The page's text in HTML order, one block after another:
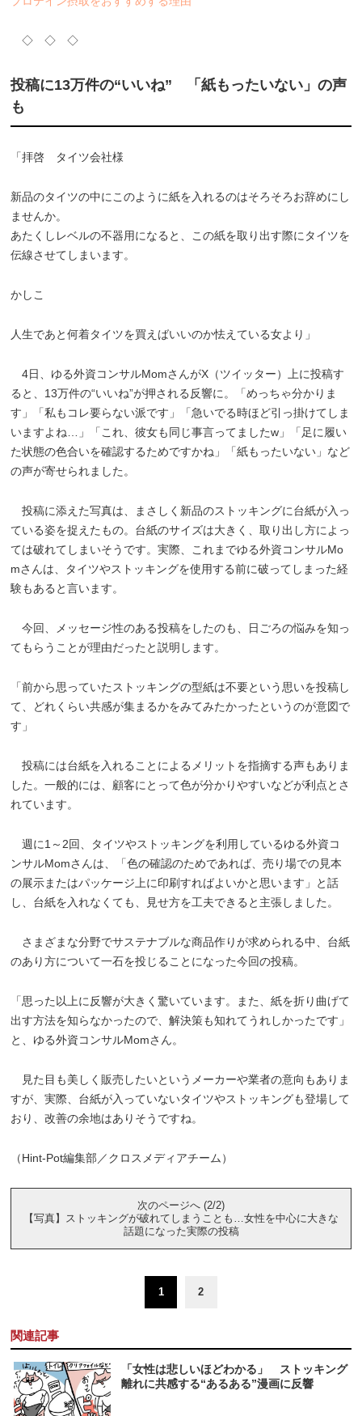
◇ ◇ ◇
投稿に13万件の“いいね” 「紙もったいない」の声
も
「拝啓 タイツ会社様
新品のタイツの中にこのように紙を入れるのはそろそろお辞めにし
ませんか。
あたくしレベルの不器用になると、この紙を取り出す際にタイツを
伝線させてしまいます。
かしこ
人生であと何着タイツを買えばいいのか怯えている女より」
4日、ゆる外資コンサルMomさんがX（ツイッター）上に投稿す
ると、13万件の“いいね”が押される反響に。「めっちゃ分かりま
す」「私もコレ要らない派です」「急いでる時ほど引っ掛けてしま
いますよね…」「これ、彼女も同じ事言ってましたw」「足に履い
た状態の色合いを確認するためですかね」「紙もったいない」など
の声が寄せられました。
投稿に添えた写真は、まさしく新品のストッキングに台紙が入っ
ている姿を捉えたもの。台紙のサイズは大きく、取り出し方によっ
ては破れてしまいそうです。実際、これまでゆる外資コンサルMo
mさんは、タイツやストッキングを使用する前に破ってしまった経
験もあると言います。
今回、メッセージ性のある投稿をしたのも、日ごろの悩みを知っ
てもらうことが理由だったと説明します。
「前から思っていたストッキングの型紙は不要という思いを投稿し
て、どれくらい共感が集まるかをみてみたかったというのが意図で
す」
投稿には台紙を入れることによるメリットを指摘する声もありま
した。一般的には、顧客にとって色が分かりやすいなどが利点とさ
れています。
週に1～2回、タイツやストッキングを利用しているゆる外資コ
ンサルMomさんは、「色の確認のためであれば、売り場での見本
の展示またはパッケージ上に印刷すればよいかと思います」と話
し、台紙を入れなくても、見せ方を工夫できると主張しました。
さまざまな分野でサステナブルな商品作りが求められる中、台紙
のあり方について一石を投じることになった今回の投稿。
「思った以上に反響が大きく驚いています。また、紙を折り曲げて
出す方法を知らなかったので、解決策も知れてうれしかったです」
と、ゆる外資コンサルMomさん。
見た目も美しく販売したいというメーカーや業者の意向もありま
すが、実際、台紙が入っていないタイツやストッキングも登場して
おり、改善の余地はありそうですね。
（Hint-Pot編集部／クロスメディアチーム）
次のページへ (2/2)
【写真】ストッキングが破れてしまうことも…女性を中心に大きな
話題になった実際の投稿
1 2
関連記事
「女性は悲しいほどわかる」 ストッキング
離れに共感する“あるある”漫画に反響